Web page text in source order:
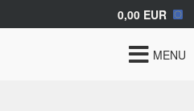
0,00 EUR
Toggle
MENU